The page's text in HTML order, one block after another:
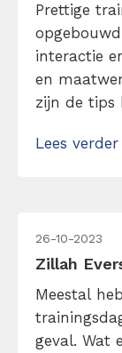
Prettige
interactie
en
zijn de tips
Lees verder
26-10-2023
Zillah
Meestal
geval. Wat